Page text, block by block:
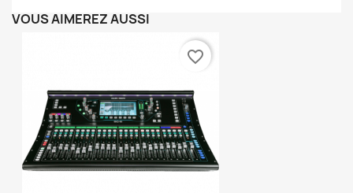
VOUS AIMEREZ AUSSI
favorite_border